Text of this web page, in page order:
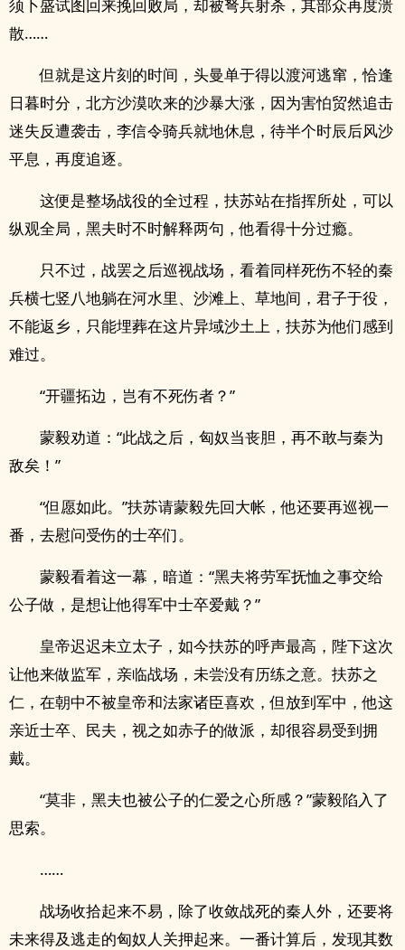
须卜盛试图回来挽回败局，却被弩兵射杀，其部众再度溃
散……
但就是这片刻的时间，头曼单于得以渡河逃窜，恰逢
日暮时分，北方沙漠吹来的沙暴大涨，因为害怕贸然追击
迷失反遭袭击，李信令骑兵就地休息，待半个时辰后风沙
平息，再度追逐。
这便是整场战役的全过程，扶苏站在指挥所处，可以
纵观全局，黑夫时不时解释两句，他看得十分过瘾。
只不过，战罢之后巡视战场，看着同样死伤不轻的秦
兵横七竖八地躺在河水里、沙滩上、草地间，君子于役，
不能返乡，只能埋葬在这片异域沙土上，扶苏为他们感到
难过。
“开疆拓边，岂有不死伤者？”
蒙毅劝道：“此战之后，匈奴当丧胆，再不敢与秦为
敌矣！”
“但愿如此。”扶苏请蒙毅先回大帐，他还要再巡视一
番，去慰问受伤的士卒们。
蒙毅看着这一幕，暗道：“黑夫将劳军抚恤之事交给
公子做，是想让他得军中士卒爱戴？”
皇帝迟迟未立太子，如今扶苏的呼声最高，陛下这次
让他来做监军，亲临战场，未尝没有历练之意。扶苏之
仁，在朝中不被皇帝和法家诸臣喜欢，但放到军中，他这
亲近士卒、民夫，视之如赤子的做派，却很容易受到拥
戴。
“莫非，黑夫也被公子的仁爱之心所感？”蒙毅陷入了
思索。
……
战场收拾起来不易，除了收敛战死的秦人外，还要将
未来得及逃走的匈奴人关押起来。一番计算后，发现其数